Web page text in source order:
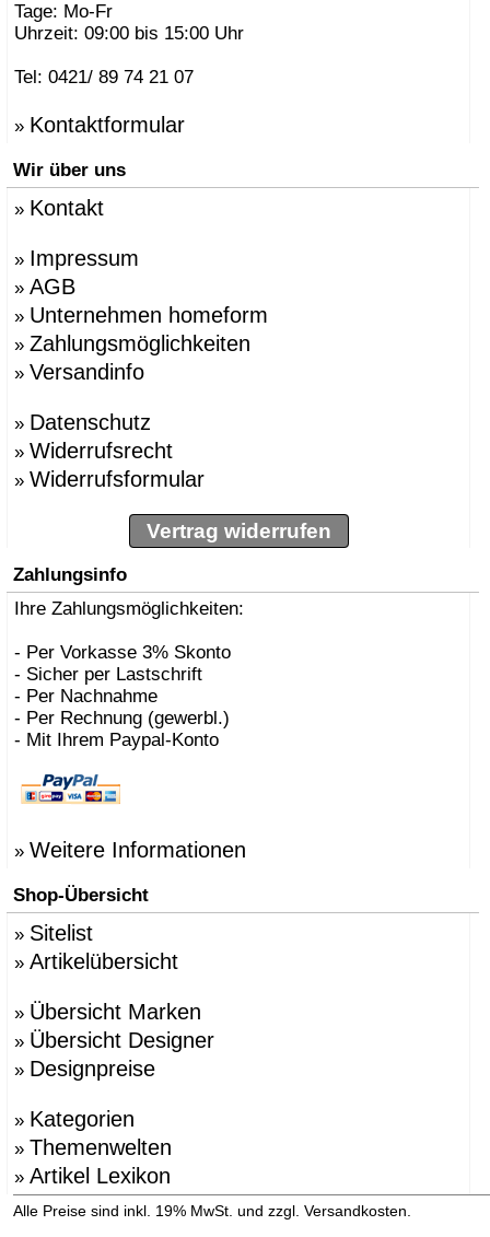
Tage: Mo-Fr
Uhrzeit: 09:00 bis 15:00 Uhr
Tel: 0421/ 89 74 21 07
» Kontaktformular
Wir über uns
» Kontakt
» Impressum
» AGB
» Unternehmen homeform
» Zahlungsmöglichkeiten
» Versandinfo
» Datenschutz
» Widerrufsrecht
» Widerrufsformular
Vertrag widerrufen
Zahlungsinfo
Ihre Zahlungsmöglichkeiten:
- Per Vorkasse 3% Skonto
- Sicher per Lastschrift
- Per Nachnahme
- Per Rechnung (gewerbl.)
- Mit Ihrem Paypal-Konto
» Weitere Informationen
Shop-Übersicht
» Sitelist
» Artikelübersicht
» Übersicht Marken
» Übersicht Designer
» Designpreise
» Kategorien
» Themenwelten
» Artikel Lexikon
Alle Preise sind inkl. 19% MwSt. und zzgl. Versandkosten.